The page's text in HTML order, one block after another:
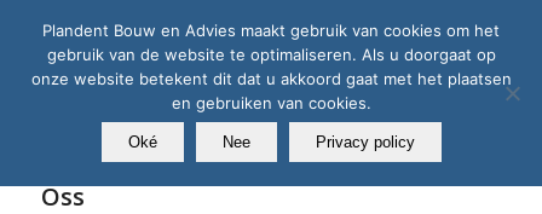
Praktijkcase Leempoel Groenewegen
Oss
Plandent Bouw en Advies maakt gebruik van cookies om het
gebruik van de website te optimaliseren. Als u doorgaat op
onze website betekent dit dat u akkoord gaat met het plaatsen
en gebruiken van cookies.
Oké Nee Privacy policy